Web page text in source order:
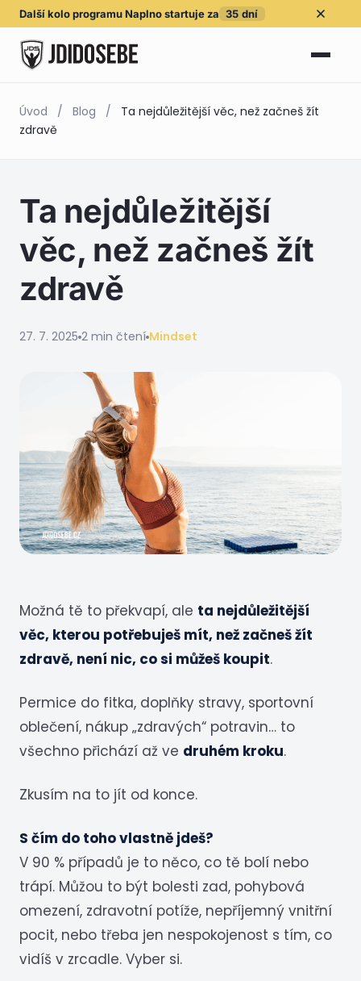
Další koloprogramu Naplnostartuje za 35 dní
Úvod / Blog /
Ta nejdůležitější věc, než začneš žít
zdravě
Ta nejdůležitější
věc, než začneš žít
zdravě
27. 7. 2025 2 min čtení Mindset
Možná tě to překvapí, ale ta nejdůležitější
věc, kterou potřebuješ mít, než začneš žít
zdravě, není nic, co si můžeš koupit.
Permice do fitka, doplňky stravy, sportovní
oblečení, nákup „zdravých“ potravin… to
všechno přichází až ve druhém kroku.
Zkusím na to jít od konce.
S čím do toho vlastně jdeš?
V 90 % případů je to něco, co tě bolí nebo
trápí. Můžou to být bolesti zad, pohybová
omezení, zdravotní potíže, nepříjemný vnitřní
pocit, nebo třeba jen nespokojenost s tím, co
vidíš v zrcadle. Vyber si.